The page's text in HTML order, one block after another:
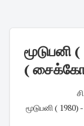
மூடுபனி
( சைக்கோ
மூடுபனி (